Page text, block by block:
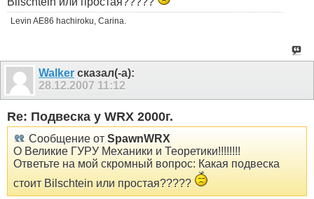
Levin AE86 hachiroku, Carina.
Walker сказал(-а):
28.12.2007 11:12
Re: Подвеска у WRX 2000г.
Сообщение от SpawnWRX
О Великие ГУРУ Механики и Теоретики!!!!!!!!
Ответьте на мой скромный вопрос: Какая подвеска
стоит Bilschtein или простая?????